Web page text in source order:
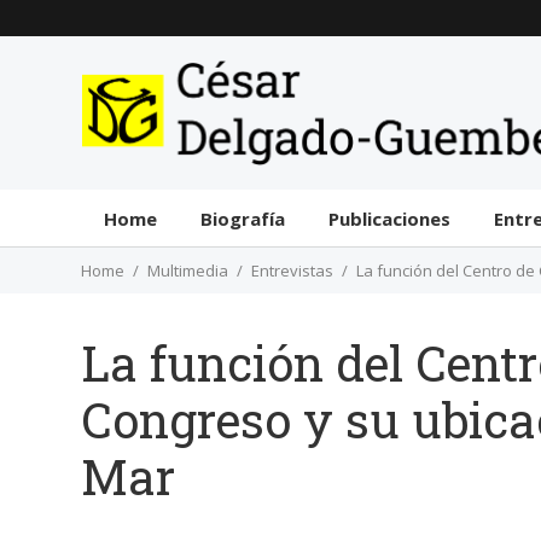
Home Biografía Publicaciones
Home Multimedia Entrevistas La función del Centro
La función del
Congreso y su
Mar